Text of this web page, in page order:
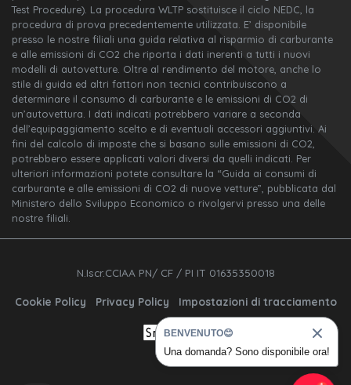
Test Procedure). La procedura WLTP sostituisce il ciclo NEDC, la
procedura di prova precedentemente utilizzata. E’ disponibile
presso le nostre filiali una guida relativa al risparmio di carburante
e alle emissioni di CO2 che riporta i dati inerenti a tutti i nuovi
modelli di autovetture. Oltre al rendimento del motore, anche lo
stile di guida ed altri fattori non tecnici contribuiscono a
determinare il consumo di carburante e le emissioni di CO2 di
un’autovettura. I dati indicati potrebbero variare a seconda
dell’equipaggiamento scelto e di eventuali accessori aggiuntivi. Ai
fini del calcolo di imposte che si basano sulle emissioni di CO2,
potrebbero essere applicati valori diversi da quelli indicati. Per
ulteriori informazioni potete consultare la “Guida ai consumi di
carburante e alle emissioni di CO2 di nuove vetture”, pubblicata dal
Ministero dello Sviluppo Economico o rivolgervi presso una delle
nostre filiali.
N.Iscr.CCIAA PN/ CF / PI IT 01635350018
Cookie Policy Privacy Policy Impostazioni di tracciamento
BENVENUTO😊
Una domanda? Sono disponibile ora!